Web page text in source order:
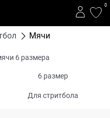
0
Мячи
6 размера
6 размер
Для стритбола